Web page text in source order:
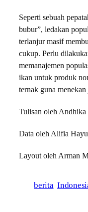
Seperti sebuah
bubur”, ledakan
terlanjur masif
cukup. Perlu
memanajemen
ikan untuk produk
ternak guna
Tulisan oleh Andhika
Data oleh Alifia
Layout oleh Arman
berita